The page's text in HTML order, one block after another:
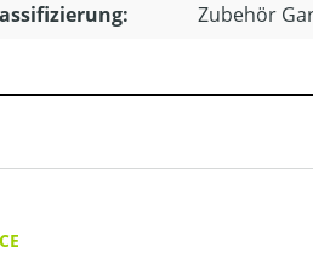
Zubehör